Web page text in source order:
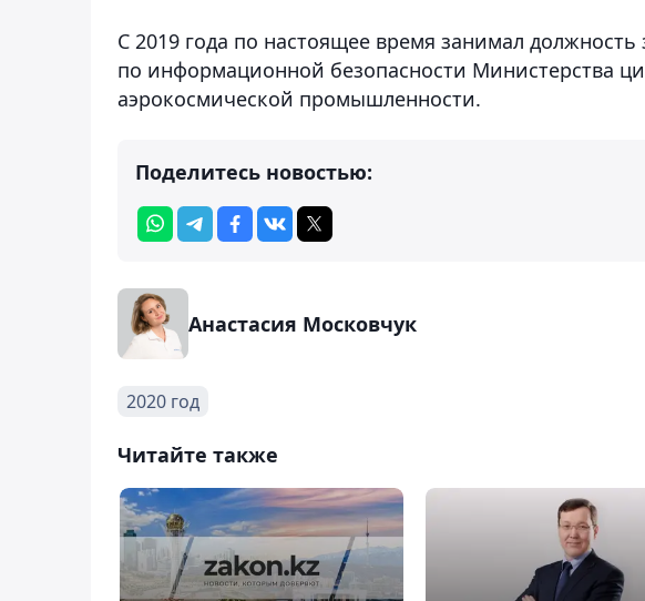
С 2019 года по настоящее время занимал должность
по информационной безопасности Министерства
аэрокосмической промышленности.
Поделитесь новостью:
Анастасия Московчук
2020 год
Читайте также